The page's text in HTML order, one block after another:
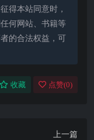
得本站同意时，
何网站、书籍等
的合法权益，可
收藏 点赞(0)
上一篇